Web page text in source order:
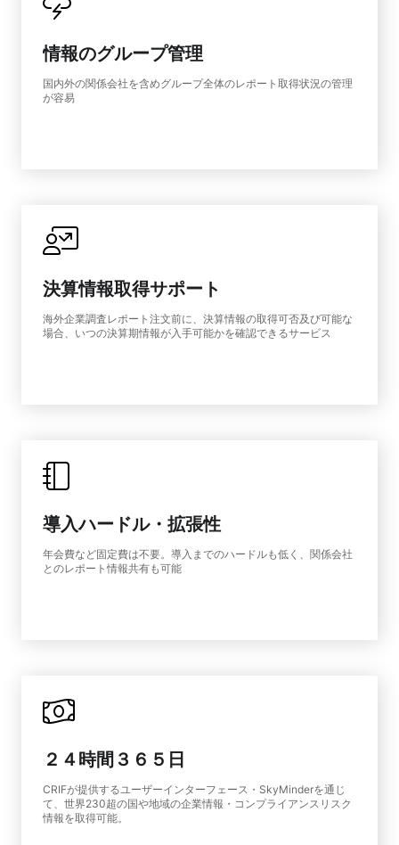
情報のグループ管理
国内外の関係会社を含めグループ全体のレポート取得状況の管理
が容易
決算情報取得サポート
海外企業調査レポート注文前に、決算情報の取得可否及び可能な
場合、いつの決算期情報が入手可能かを確認できるサービス
導入ハードル・拡張性
年会費など固定費は不要。導入までのハードルも低く、関係会社
とのレポート情報共有も可能
２４時間３６５日
CRIFが提供するユーザーインターフェース・SkyMinderを通じ
て、世界230超の国や地域の企業情報・コンプライアンスリスク
情報を取得可能。